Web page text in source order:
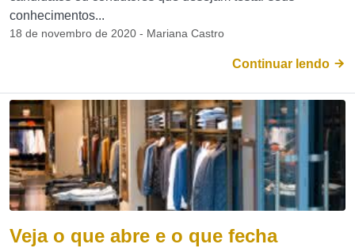
conhecimentos...
18 de novembro de 2020 - Mariana Castro
Continuar lendo
Veja o que abre e o que fecha